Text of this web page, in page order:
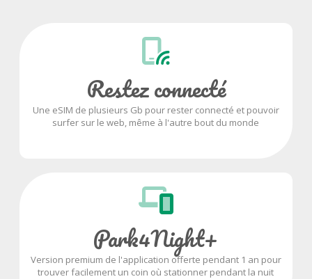
Restez connecté
Une eSIM de plusieurs Gb pour rester connecté et pouvoir
surfer sur le web, même à l'autre bout du monde
Park4Night+
Version premium de l'application offerte pendant 1 an pour
trouver facilement un coin où stationner pendant la nuit